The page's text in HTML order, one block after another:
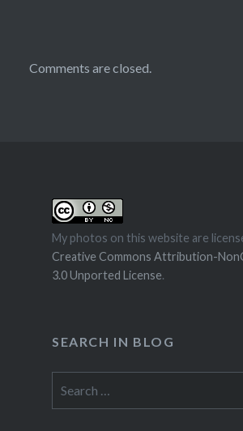
Comments are closed.
My photos on this website are
Creative Commons Attribution-
3.0 Unported License.
SEARCH IN BLOG
for: